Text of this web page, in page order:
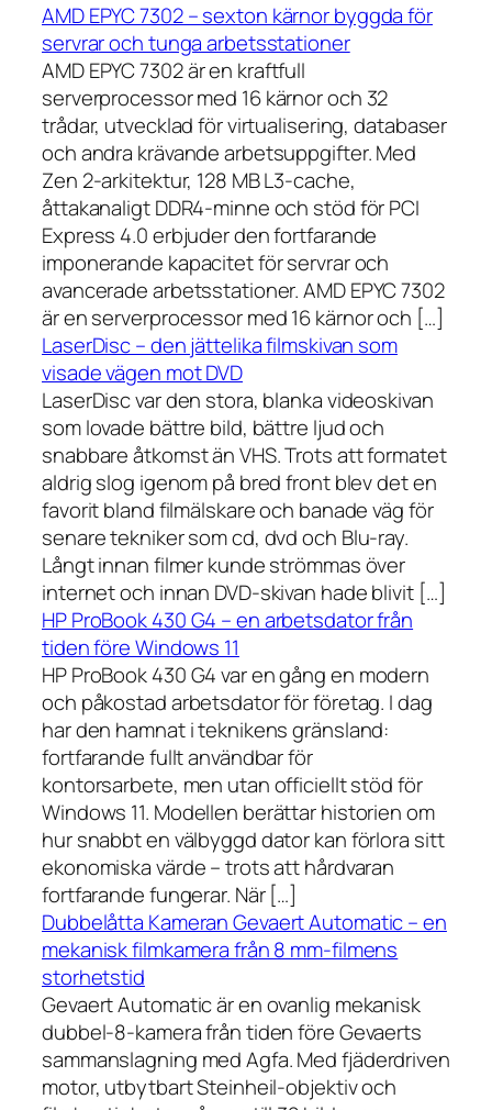
AMD EPYC 7302 – sexton kärnor byggda för
servrar och tunga arbetsstationer
AMD EPYC 7302 är en kraftfull
serverprocessor med 16 kärnor och 32
trådar, utvecklad för virtualisering, databaser
och andra krävande arbetsuppgifter. Med
Zen 2-arkitektur, 128 MB L3-cache,
åttakanaligt DDR4-minne och stöd för PCI
Express 4.0 erbjuder den fortfarande
imponerande kapacitet för servrar och
avancerade arbetsstationer. AMD EPYC 7302
är en serverprocessor med 16 kärnor och […]
LaserDisc – den jättelika filmskivan som
visade vägen mot DVD
LaserDisc var den stora, blanka videoskivan
som lovade bättre bild, bättre ljud och
snabbare åtkomst än VHS. Trots att formatet
aldrig slog igenom på bred front blev det en
favorit bland filmälskare och banade väg för
senare tekniker som cd, dvd och Blu-ray.
Långt innan filmer kunde strömmas över
internet och innan DVD-skivan hade blivit […]
HP ProBook 430 G4 – en arbetsdator från
tiden före Windows 11
HP ProBook 430 G4 var en gång en modern
och påkostad arbetsdator för företag. I dag
har den hamnat i teknikens gränsland:
fortfarande fullt användbar för
kontorsarbete, men utan officiellt stöd för
Windows 11. Modellen berättar historien om
hur snabbt en välbyggd dator kan förlora sitt
ekonomiska värde – trots att hårdvaran
fortfarande fungerar. När […]
Dubbelåtta Kameran Gevaert Automatic – en
mekanisk filmkamera från 8 mm-filmens
storhetstid
Gevaert Automatic är en ovanlig mekanisk
dubbel-8-kamera från tiden före Gevaerts
sammanslagning med Agfa. Med fjäderdriven
motor, utbytbart Steinheil-objektiv och